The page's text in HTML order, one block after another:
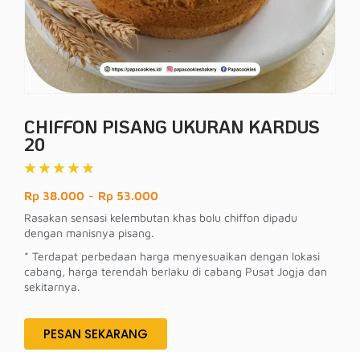
CHIFFON PISANG UKURAN KARDUS
20
★ ★ ★ ★ ★
Rp 38.000 - Rp 53.000
Rasakan sensasi kelembutan khas bolu chiffon dipadu
dengan manisnya pisang.
* Terdapat perbedaan harga menyesuaikan dengan lokasi
cabang, harga terendah berlaku di cabang Pusat Jogja dan
sekitarnya.
PESAN SEKARANG